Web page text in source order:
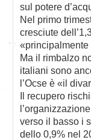
sul potere
Nel primo
cresciute
Ma il rimbalzo
italiani sono
l’Ocse è «il
Il recupero
verso il basso i
dello 0,9% nel